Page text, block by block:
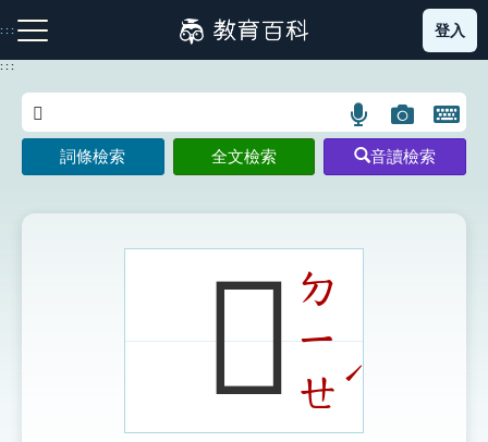
到
主
:::
注音索引圖示 筆畫索引圖示 部首索引表圖示
登入
:::
語
言
搜
示
圖
片
搜
開
鍵
圖
詞條檢索 全文檢索 音讀檢索
𠗨ㄉ
ㄧ
ㄝ
ˊ